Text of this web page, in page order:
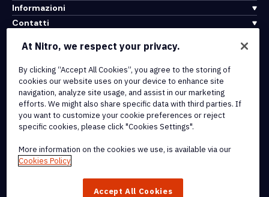
Informazioni
Contatti
Integrazioni e connettività API
Termini di servizio
Politica sui cookie
Politica sul copyright
Tutti i termini e le politiche
© 2026 Nitro Software, Inc. Tutti i diritti riservati.
At Nitro, we respect your privacy.
By clicking “Accept All Cookies”, you agree to the storing of
cookies our website uses on your device to enhance site
navigation, analyze site usage, and assist in our marketing
efforts. We might also share specific data with third parties. If
you want to customize your cookie preferences or reject
specific cookies, please click "Cookies Settings".
More information on the cookies we use, is available via our
Cookies Policy
Accept All Cookies